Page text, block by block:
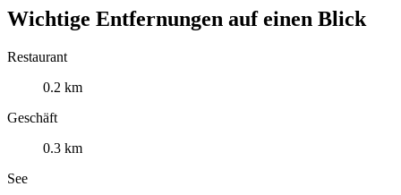
Wichtige Entfernungen auf einen Blick
Restaurant
0.2 km
Geschäft
0.3 km
See